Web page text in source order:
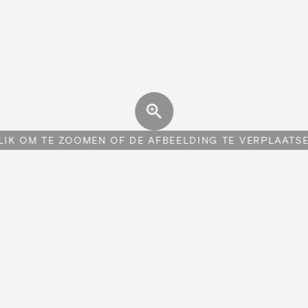
OM TE ZOOMEN OF DE AFBEELDING TE